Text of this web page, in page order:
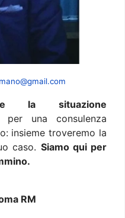
la situazione
una consulenza
insieme troveremo la
caso. Siamo qui per
RM